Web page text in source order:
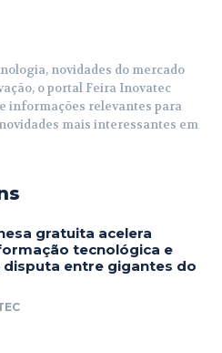
novidades do mercado
o portal Feira Inovatec
informações relevantes para
mais interessantes em
gratuita acelera
tecnológica e
disputa entre gigantes do